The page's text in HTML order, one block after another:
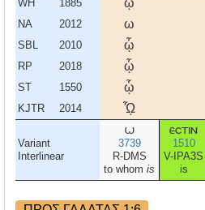
WH 1885 ᾧ
NA 2012 ω
SBL 2010 ᾧ
RP 2018 ᾧ
ST 1550 ᾧ
KJTR 2014 ᾯ
Variant
Interlinear
ω
3739
R-DMS
to whom is
εστιν
1510
V-IPA3S
is